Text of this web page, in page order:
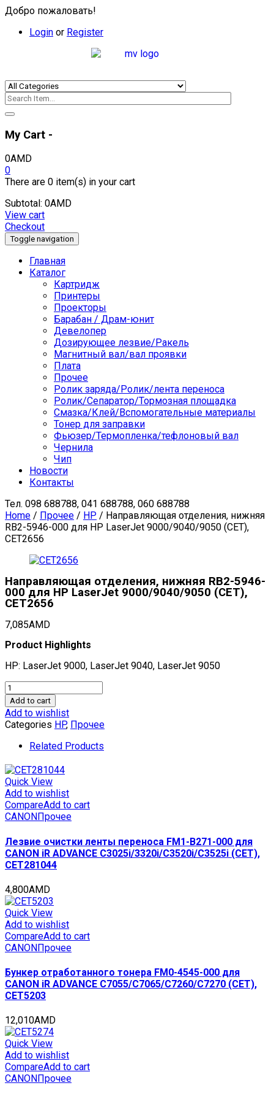
Добро пожаловать!
Login or Register
My Cart -
0AMD
0
There are 0 item(s) in your cart
Subtotal: 0AMD
View cart
Checkout
Toggle navigation
Главная
Каталог
Картридж
Принтеры
Проекторы
Барабан / Драм-юнит
Девелопер
Дозирующее лезвие/Ракель
Магнитный вал/вал проявки
Плата
Прочее
Ролик заряда/Ролик/лента переноса
Ролик/Сепаратор/Тормозная площадка
Смазка/Клей/Вспомогательные материалы
Тонер для заправки
Фьюзер/Термопленка/тефлоновый вал
Чернила
Чип
Новости
Контакты
Тел. 098 688788, 041 688788, 060 688788
Home / Прочее / HP / Направляющая отделения, нижняя
RB2-5946-000 для HP LaserJet 9000/9040/9050 (CET),
CET2656
Направляющая отделения, нижняя RB2-5946-
000 для HP LaserJet 9000/9040/9050 (CET),
CET2656
7,085AMD
Product Highlights
HP: LaserJet 9000, LaserJet 9040, LaserJet 9050
Направляющая
отделения,
нижняя
RB2-
5946-
000
HP
LaserJet
9000/9040/9050
(CET),
CET2656
Add to cart
Add to wishlist
Categories HP, Прочее
Related Products
Quick View
Add to wishlist
CompareAdd to cart
CANON Прочее
Лезвие очистки ленты переноса FM1-B271-000 для
CANON iR ADVANCE C3025i/3320i/C3520i/C3525i (CET),
CET281044
4,800AMD
Quick View
Add to wishlist
CompareAdd to cart
CANONПрочее
Бункер отработанного тонера FM0-4545-000 для
CANON iR ADVANCE C7055/C7065/C7260/C7270 (CET),
CET5203
12,010AMD
Quick View
Add to wishlist
CompareAdd to cart
CANON Прочее